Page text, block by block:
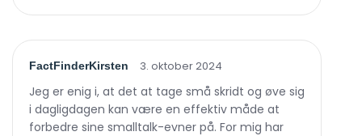
FactFinderKirsten 3. oktober 2024
Jeg er enig i, at det at tage små skridt og øve sig
i dagligdagen kan være en effektiv måde at
forbedre sine smalltalk-evner på. For mig har